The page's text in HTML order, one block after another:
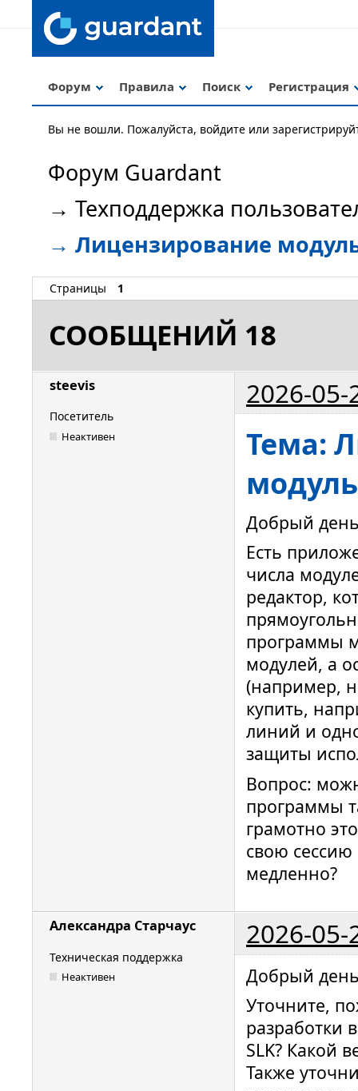
Форум Правила Поиск Регистрация
Вы не вошли. Пожалуйста, войдите или
Форум Guardant
→ Техподдержка
→ Лицензирование
Страницы 1
СООБЩЕНИЙ 18
steevis 2026-05-
Посетитель
Неактивен
Тема:
Добрый
Есть
числа
редактор,
программы
модулей, а
(например,
купить,
линий и
защиты
Вопрос:
программы
грамотно
свою
медленно?
Александра Старчаус 2026-05-
Техническая поддержка
Неактивен
Добрый
Уточните,
разработки
SLK? Какой
Также